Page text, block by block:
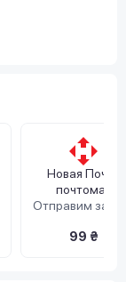
Новая Почта
почтомат
Отправим
99 ₴